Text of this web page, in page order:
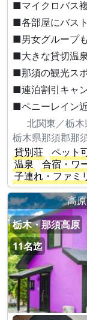
■マイクロバス
■各部屋にバス
■男女グループ
■大きな貸切温
■那須の観光ス
■連泊割引キャ
■ペニーレイン
北関東／栃
栃木県那須郡那
貸別荘
ペット
温泉
合宿・ワ
子連れ・ファミ
高
栃木・那須高原
11名迄